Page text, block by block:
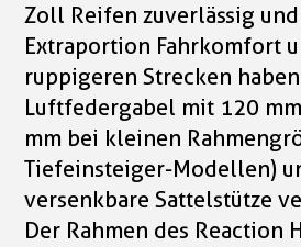
Zoll Reifen zuverlässig
Extraportion Fahrkomfort
ruppigeren Strecken
Luftfedergabel mit 120
mm bei kleinen
Tiefeinsteiger-Modellen)
versenkbare Sattelstütze
Der Rahmen des Reaction